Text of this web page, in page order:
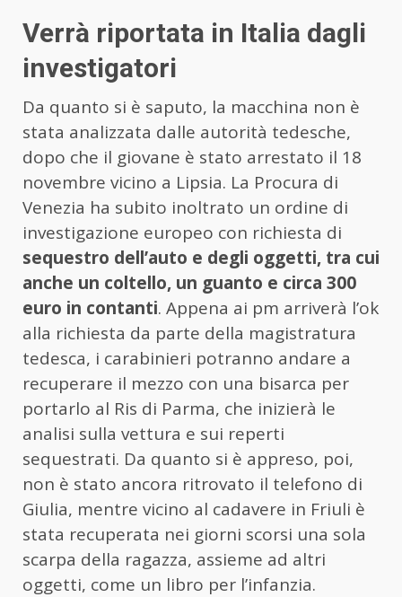
Verrà riportata in Italia dagli
investigatori
Da quanto si è saputo, la macchina non è
stata analizzata dalle autorità tedesche,
dopo che il giovane è stato arrestato il 18
novembre vicino a Lipsia. La Procura di
Venezia ha subito inoltrato un ordine di
investigazione europeo con richiesta di
sequestro dell’auto e degli oggetti, tra cui
anche un coltello, un guanto e circa 300
euro in contanti. Appena ai pm arriverà l’ok
alla richiesta da parte della magistratura
tedesca, i carabinieri potranno andare a
recuperare il mezzo con una bisarca per
portarlo al Ris di Parma, che inizierà le
analisi sulla vettura e sui reperti
sequestrati. Da quanto si è appreso, poi,
non è stato ancora ritrovato il telefono di
Giulia, mentre vicino al cadavere in Friuli è
stata recuperata nei giorni scorsi una sola
scarpa della ragazza, assieme ad altri
oggetti, come un libro per l’infanzia.